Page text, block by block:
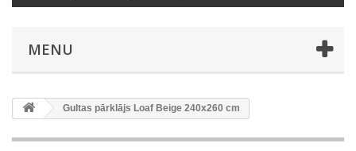
MENU
Gultas pārklājs Loaf Beige 240x260 cm